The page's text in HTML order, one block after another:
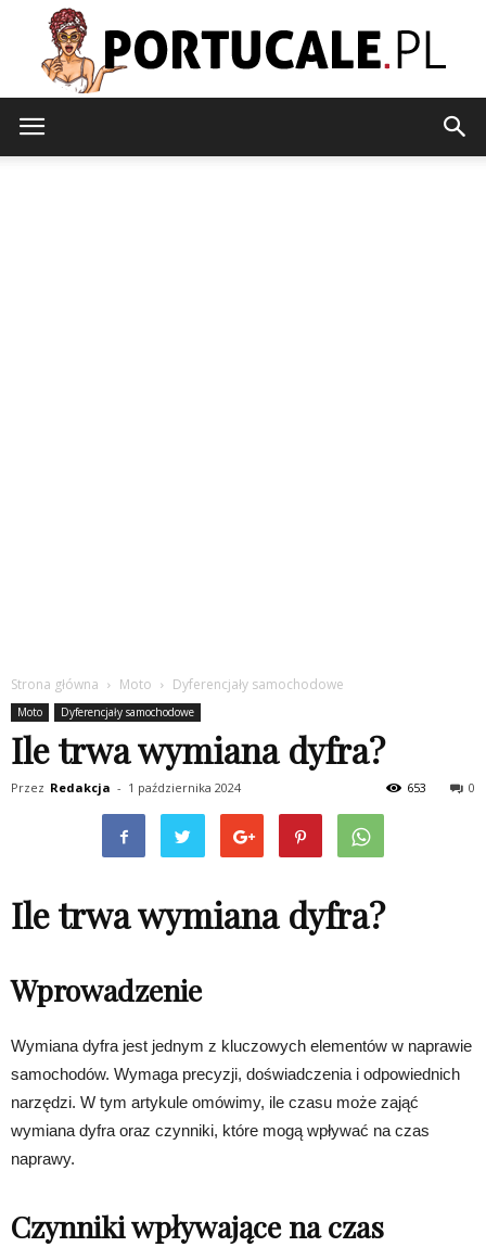
Strona główna Moto Dyferencjały samochodowe
Moto Dyferencjały samochodowe
Ile trwa wymiana dyfra?
Przez Redakcja - 1 października 2024 0
653
Ile trwa wymiana dyfra?
Wprowadzenie
Wymiana dyfra jest jednym z kluczowych elementów w naprawie
samochodów. Wymaga precyzji, doświadczenia i odpowiednich
narzędzi. W tym artykule omówimy, ile czasu może zająć
wymiana dyfra oraz czynniki, które mogą wpływać na czas
naprawy.
Czynniki wpływające na czas